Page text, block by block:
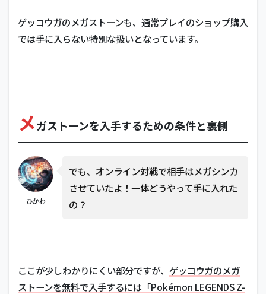
3
対
っ
て
い
い
場
合
の
解
と
め
ゲッコウガのメガストーンも、通常プレイのショップ購入
では手に入らない特別な扱いとなっています。
メガストーンを入手するための条件と裏側
ひかわ
でも、オンライン対戦で相手はメガシンカ
させていたよ！一体どうやって手に入れた
の？
ここが少しわかりにくい部分ですが、 ゲッコウガのメガ
ストーンを無料で入手するには「Pokémon LEGENDS Z-